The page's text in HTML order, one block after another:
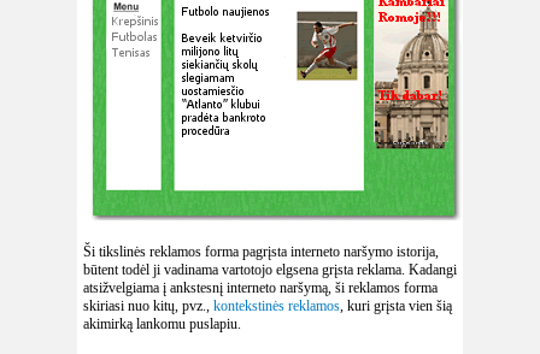
Ši tikslinės reklamos forma pagrįsta interneto naršymo istorija,
būtent todėl ji vadinama vartotojo elgsena grįsta reklama. Kadangi
atsižvelgiama į ankstesnį interneto naršymą, ši reklamos forma
skiriasi nuo kitų, pvz., kontekstinės reklamos, kuri grįsta vien šią
akimirką lankomu puslapiu.